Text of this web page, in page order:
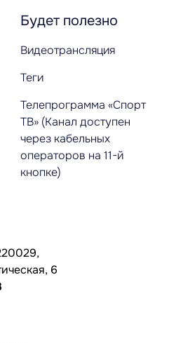
Будет полезно
Видеотрансляция
Теги
Телепрограмма «Спорт
ТВ» (Канал доступен
через кабельных
операторов на 11-й
кнопке)
6